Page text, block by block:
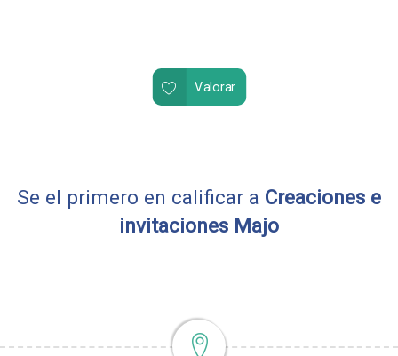
Valorar
Se el primero en calificar a Creaciones e
invitaciones Majo